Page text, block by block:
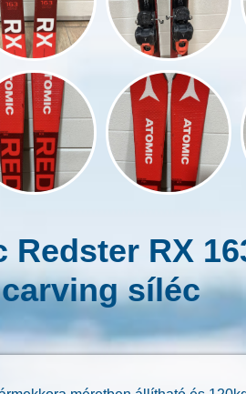
Redster RX
carving síléc